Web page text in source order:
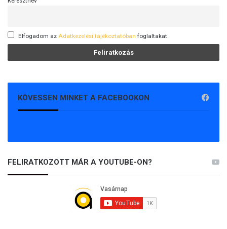
Elfogadom az Adatkezelési tájékoztatóban foglaltakat.
KÖVESSEN MINKET A FACEBOOKON
FELIRATKOZOTT MÁR A YOUTUBE-ON?